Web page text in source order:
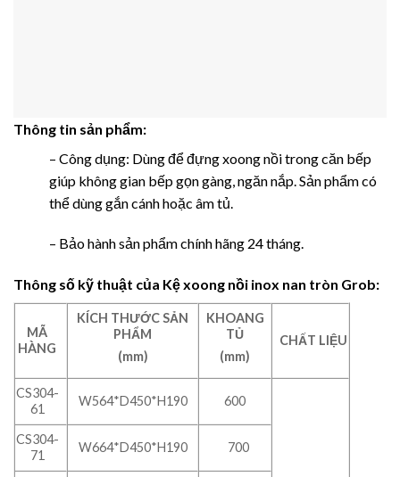
Thông tin sản phẩm:
– Công dụng: Dùng để đựng xoong nồi trong căn bếp
giúp không gian bếp gọn gàng, ngăn nắp. Sản phẩm có
thể dùng gắn cánh hoặc âm tủ.
– Bảo hành sản phẩm chính hãng 24 tháng.
Thông số kỹ thuật của Kệ xoong nồi inox nan tròn Grob:
MÃ
HÀNG
KÍCH THƯỚC SẢN
PHẨM
(mm)
KHOANG
TỦ
(mm)
CHẤT LIỆU
CS304-
61
W564*D450*H190 600
CS304-
71
W664*D450*H190 700